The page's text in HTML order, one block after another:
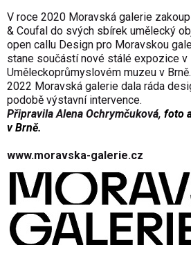
V roce 2020 Moravská galerie
& Coufal do svých sbírek umělecký
open callu Design pro Moravskou
stane součástí nové stálé expozice v
Uměleckoprůmyslovém muzeu v
2022 Moravská galerie dala ráda
podobě výstavní intervence.
Připravila Alena Ochrymčuková, foto
v Brně.
www.moravska-galerie.cz